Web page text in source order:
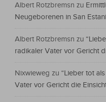
Albert Rotzbremsn zu
Neugeborenen in San
Albert Rotzbremsn zu
radikaler Vater vor Gericht
Nixwieweg zu “Lieber tot
Vater vor Gericht die